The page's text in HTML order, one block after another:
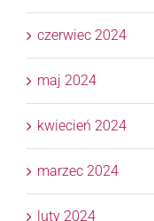
czerwiec 2024
maj 2024
kwiecień 2024
marzec 2024
luty 2024